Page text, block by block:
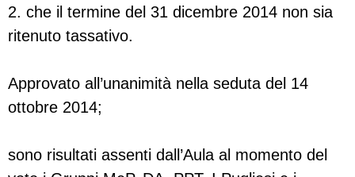
2. che il termine del 31 dicembre 2014 non sia
ritenuto tassativo.
Approvato all’unanimità nella seduta del 14
ottobre 2014;
sono risultati assenti dall’Aula al momento del